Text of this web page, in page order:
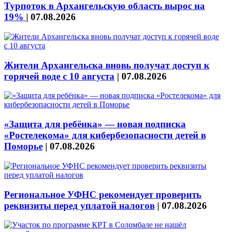
Турпоток в Архангельскую область вырос на
19% | 07.08.2026
Жители Архангельска вновь получат доступ к
горячей воде с 10 августа | 07.08.2026
«Защита для ребёнка» — новая подписка
«Ростелекома» для кибербезопасности детей в
Поморье | 07.08.2026
Региональное УФНС рекомендует проверить
реквизиты перед уплатой налогов | 07.08.2026